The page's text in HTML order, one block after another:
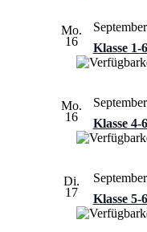
Mo.
16
Klasse
Mo.
16
Klasse 4-
Di.
17
Klasse